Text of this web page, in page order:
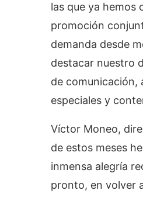
las que ya hemos
promoción
demanda desde
destacar nuestro
de comunicación,
especiales y
Víctor Moneo,
de estos meses
inmensa alegría
pronto, en volver